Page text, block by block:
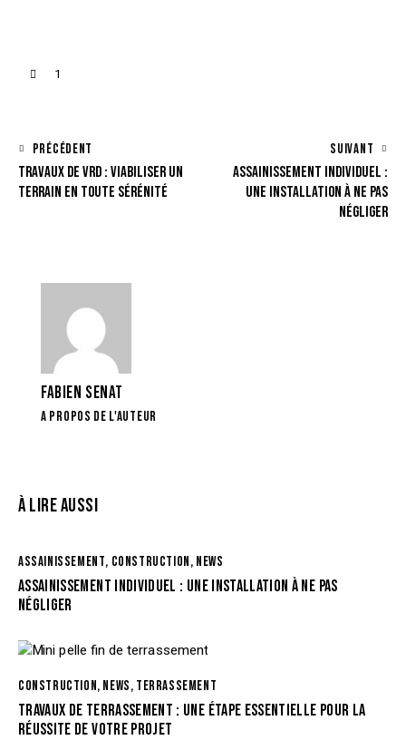
1
PRÉCÉDENT
TRAVAUX DE VRD : VIABILISER UN
TERRAIN EN TOUTE SÉRÉNITÉ
SUIVANT
ASSAINISSEMENT INDIVIDUEL :
UNE INSTALLATION À NE PAS
NÉGLIGER
FABIEN SENAT
A PROPOS DE L'AUTEUR
À LIRE AUSSI
ASSAINISSEMENT, CONSTRUCTION, NEWS
ASSAINISSEMENT INDIVIDUEL : UNE INSTALLATION À NE PAS
NÉGLIGER
CONSTRUCTION, NEWS, TERRASSEMENT
TRAVAUX DE TERRASSEMENT : UNE ÉTAPE ESSENTIELLE POUR LA
RÉUSSITE DE VOTRE PROJET